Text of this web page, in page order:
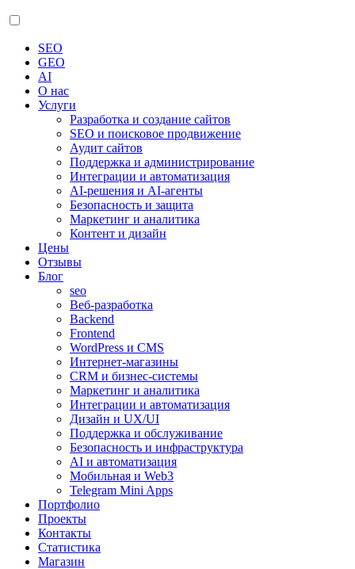
SEO
GEO
AI
О нас
Услуги
Разработка и создание сайтов
SEO и поисковое продвижение
Аудит сайтов
Поддержка и администрирование
Интеграции и автоматизация
AI-решения и AI-агенты
Безопасность и защита
Маркетинг и аналитика
Контент и дизайн
Цены
Отзывы
Блог
seo
Веб-разработка
Backend
Frontend
WordPress и CMS
Интернет-магазины
CRM и бизнес-системы
Маркетинг и аналитика
Интеграции и автоматизация
Дизайн и UX/UI
Поддержка и обслуживание
Безопасность и инфраструктура
AI и автоматизация
Мобильная и Web3
Telegram Mini Apps
Портфолио
Проекты
Контакты
Статистика
Магазин